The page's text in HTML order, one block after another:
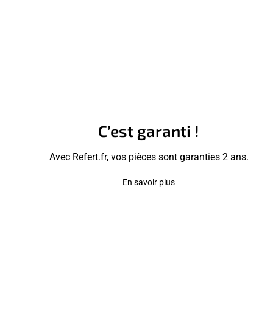
C’est garanti !
Avec Refert.fr, vos pièces sont garanties 2 ans.
En savoir plus